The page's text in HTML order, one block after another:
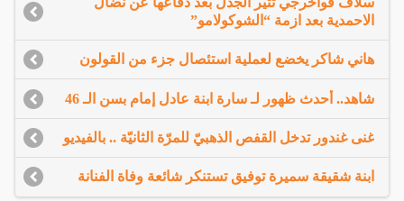
الاحمدية بعد ازمة “الشوكولامو”
هاني شاكر يخضع لعملية استئصال جزء من القولون
شاهد.. أحدث ظهور لـ سارة ابنة عادل إمام بسن الـ 46
غنى غندور تدخل القفص الذهبيّ للمرّة الثانيّة .. بالفيديو
ابنة شقيقة سميرة توفيق تستنكر شائعة وفاة الفنانة